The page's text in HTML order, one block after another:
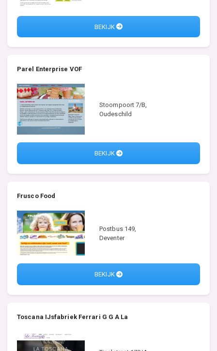
BEKIJK
Parel Enterprise VOF
Stoompoort 7/B,
Oudeschild
BEKIJK
Frusco Food
Postbus 149,
Deventer
BEKIJK
Toscana IJsfabriek Ferrari G G A La